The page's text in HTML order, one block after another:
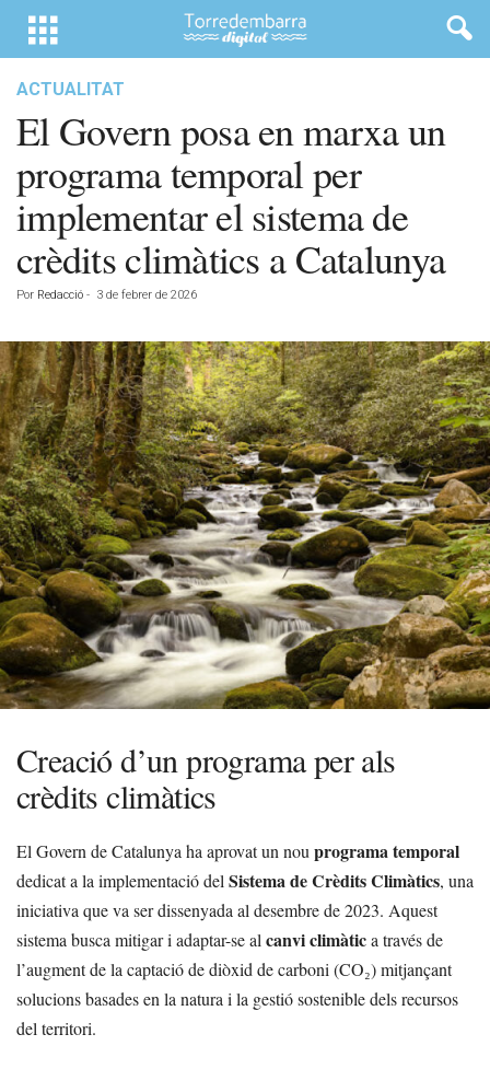
ACTUALITAT
El Govern posa en marxa un
programa temporal per
implementar el sistema de
crèdits climàtics a Catalunya
Por Redacció - 3 de febrer de 2026
Creació d’un programa per als
crèdits climàtics
El Govern de Catalunya ha aprovat un nou programa temporal
dedicat a la implementació del Sistema de Crèdits Climàtics, una
iniciativa que va ser dissenyada al desembre de 2023. Aquest
sistema busca mitigar i adaptar-se al canvi climàtica través de
l’augment de la captació de diòxid de carboni (CO₂) mitjançant
solucions basades en la natura i la gestió sostenible dels recursos
del territori.